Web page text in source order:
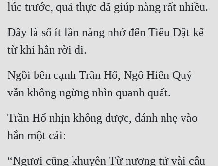
lúc trước, quả thực đã giúp nàng rất nhiều.
Đây là số ít lần nàng nhớ đến Tiêu Dật kể
từ khi hắn rời đi.
Ngồi bên cạnh Trần Hổ, Ngô Hiển Quý
vẫn không ngừng nhìn quanh quất.
Trần Hổ nhịn không được, đánh nhẹ vào
hắn một cái:
“Ngươi cũng khuyên Từ nương tử vài câu